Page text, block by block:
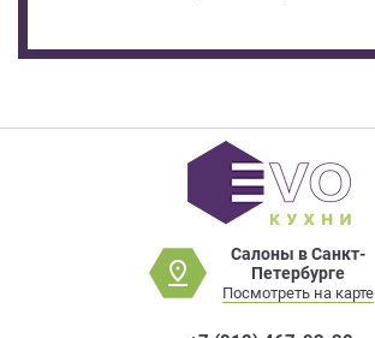
Салоны в Санкт-
Петербурге
Посмотреть на карте